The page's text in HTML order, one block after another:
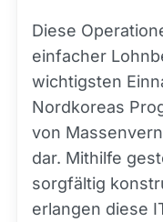
Diese
einfacher
wichtigsten
Nordkoreas
von
dar. Mithilfe
sorgfältig
erlangen diese